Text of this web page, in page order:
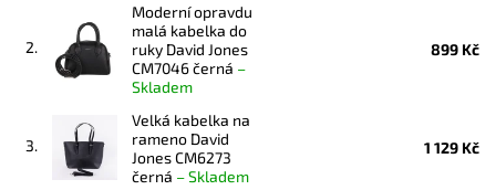
2.
Moderní opravdu
malá kabelka do
ruky David Jones
CM7046 černá –
Skladem
899 Kč
3.
Velká kabelka na
rameno David
Jones CM6273
černá –Skladem
1 129 Kč